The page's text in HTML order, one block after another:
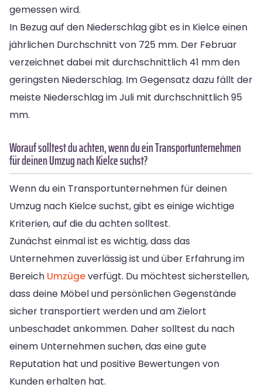
gemessen wird.
In Bezug auf den Niederschlag gibt es in Kielce einen
jährlichen Durchschnitt von 725 mm. Der Februar
verzeichnet dabei mit durchschnittlich 41 mm den
geringsten Niederschlag. Im Gegensatz dazu fällt der
meiste Niederschlag im Juli mit durchschnittlich 95
mm.
Worauf solltest du achten, wenn du ein Transportunternehmen
für deinen Umzug nach Kielce suchst?
Wenn du ein Transportunternehmen für deinen
Umzug nach Kielce suchst, gibt es einige wichtige
Kriterien, auf die du achten solltest.
Zunächst einmal ist es wichtig, dass das
Unternehmen zuverlässig ist und über Erfahrung im
Bereich Umzügeverfügt. Du möchtest sicherstellen,
dass deine Möbel und persönlichen Gegenstände
sicher transportiert werden und am Zielort
unbeschadet ankommen. Daher solltest du nach
einem Unternehmen suchen, das eine gute
Reputation hat und positive Bewertungen von
Kunden erhalten hat.